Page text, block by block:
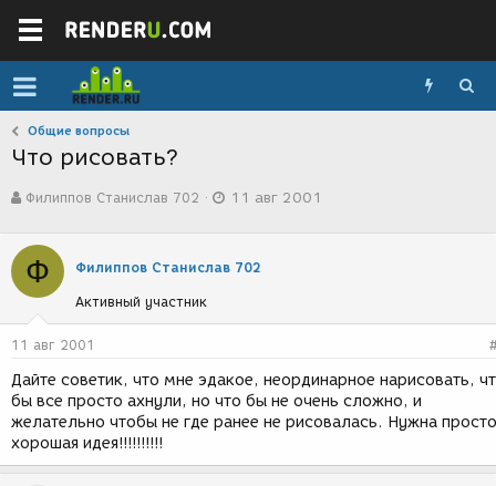
Общие вопросы
Что рисовать?
в
о
р
т
е
м
ы
Филиппов Станислав 702
а
с
д
и
я
11 авг 2001
Ф Филиппов Станислав 702
Активный участник
11 авг 2001
Дайте советик, что мне эдакое, неординарное нарисовать,
бы все просто ахнули, но что бы не очень сложно, и
желательно чтобы не где ранее не рисовалась. Нужна просто
хорошая идея!!!!!!!!!!